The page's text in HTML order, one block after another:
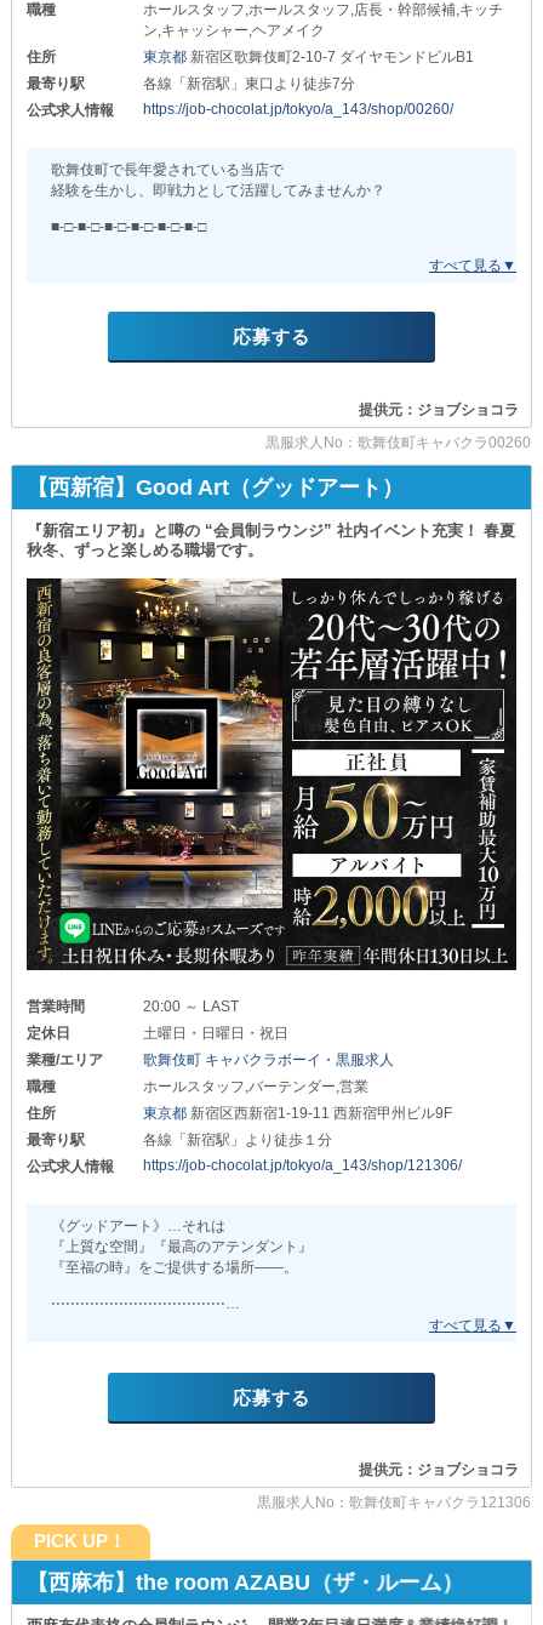
《 アルバイト 》
ホール・キッチン：時給2,000円以上
＋歩合・賞与・経験者さんは優遇あり。
さらに、随時昇給・昇格も行うため
中には入社1ヶ月で主任になった方や
アルバイトから自己申告で
正社員登用された方もいます！
■長期でも短期でも大歓迎■
￣￣￣￣￣￣￣￣￣￣￣￣￣￣￣￣￣
当店でのシフト提出は1週間ごと！
週2日～・遅出出勤だって大丈夫です！
1人ひとりの生活に合わせた
勤務スタイルを実現できます◎
■歌舞伎町No.1級の働きやすさ■
￣￣￣￣￣￣￣￣￣￣￣￣￣￣￣￣￣
＊男女共に寮完備
（即日入居可/家具・家電付き）
＊自由参加の社員旅行あり
と、スタッフ想いのメリットが
盛りだくさんです！
_/_/_/_/_/_/_/_/_/_/_/_/_/_/_/_/_/_/_/_/_/_/_/_/_/
＼ご応募は365日受付中／
体験入社を行うことができます！
『当店がどんなお店か』
お越しいただければすぐに分かるはず。
じっくり見て悩んで【アネラ】に
決めてくだされば嬉しいです！
あなたとお会いできる日を、心より楽しみにしています。
職種
ホールスタッフ,ホールスタッフ,店長・幹部候補,キッチ
ン,キャッシャー,ヘアメイク
住所
東京都 新宿区歌舞伎町2-10-7 ダイヤモンドビルB1
最寄り駅
各線「新宿駅」東口より徒歩7分
公式求人情報
https://job-chocolat.jp/tokyo/a_143/shop/00260/
歌舞伎町で長年愛されている当店で
経験を生かし、即戦力として活躍してみませんか？
■-□-■-□-■-□-■-□-■-□-■-□
■-□-■-□-■-□-■-□-■-□-■-□
当社はあの有名な
安心・安全の法令遵守経営！
給与の未払いや不明瞭な天引きなんて
もちろんありません！
さらに、当社だからこそ為し得る
高待遇が目白押しです◎
・・・‥‥……………………‥‥・・・
┏─────────────────┓
“正社員”の急募採用枠あり！
▼クローク：月給33万円以上
▼バーカウンター：月給30万円スタート
┗─────────────────┛
またアルバイトスタッフも募集中です！
シフトはライフスタイルに合わせて柔軟にご対応。
ドシドシご応募ください◎
┏─────────────────┓
特に積極採用中なポジションがこちら！
▼ドライバー：先着1名
▼アルバイト：先着1名
▼女性バーテンダー：先着1名
┗─────────────────┛
上記職種でお仕事を探されている方は
ぜひこの機会にご検討ください◎
■理想の高収入を■
月給:90万円～
◇ホールスタッフ正社員
◇キッチン
・・・‥‥……………………‥‥・・・
■実働8時間のみ■
応募する
提供元：ジョブショコラ
黒服求人No：歌舞伎町キャバクラ00260
【西新宿】Good Art（グッドアート）
『新宿エリア初』と噂の “会員制ラウンジ” 社内イベント充実！ 春夏
秋冬、ずっと楽しめる職場です。
営業時間
20:00 ～ LAST
定休日
土曜日・日曜日・祝日
業種/エリア
歌舞伎町 キャバクラボーイ・黒服求人
職種
ホールスタッフ,バーテンダー,営業
住所
東京都 新宿区西新宿1-19-11 西新宿甲州ビル9F
最寄り駅
各線「新宿駅」より徒歩１分
公式求人情報
https://job-chocolat.jp/tokyo/a_143/shop/121306/
《グッドアート》…それは
『上質な空間』『最高のアテンダント』
『至福の時』をご提供する場所――。
⋅⋅⋅⋅⋅⋅⋅⋅⋅⋅⋅⋅⋅⋅⋅⋅⋅⋅⋅⋅⋅⋅⋅⋅⋅⋅⋅⋅⋅⋅⋅⋅⋅⋅⋅⋅
“会員制ラウンジ”です！
新規店につき、ただ今採用率をUP中です。
心地よく働ける環境です◎
従業員同士のコミュニケーションが
きちんと取れているからこそ
お店全体が温かな空気に包まれています。
応募する
提供元：ジョブショコラ
黒服求人No：歌舞伎町キャバクラ121306
PICK UP！
【西麻布】the room AZABU（ザ・ルーム）